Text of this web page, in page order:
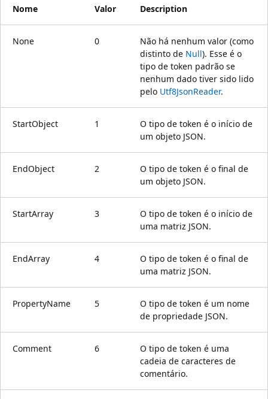
Nome Valor Description
None 0
Não há nenhum valor (como
distinto de Null). Esse é o
tipo de token padrão se
nenhum dado tiver sido lido
pelo Utf8JsonReader.
StartObject 1
O tipo de token é o início de
um objeto JSON.
EndObject 2
O tipo de token é o final de
um objeto JSON.
StartArray 3
O tipo de token é o início de
uma matriz JSON.
EndArray 4
O tipo de token é o final de
uma matriz JSON.
PropertyName 5
O tipo de token é um nome
de propriedade JSON.
Comment 6
O tipo de token é uma
cadeia de caracteres de
comentário.